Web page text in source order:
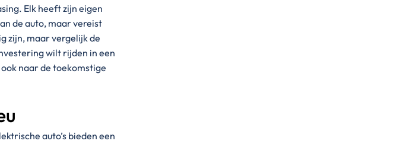
Elk heeft zijn eigen
de auto, maar vereist
zijn, maar vergelijk de
wilt rijden in een
naar de toekomstige
auto’s bieden een